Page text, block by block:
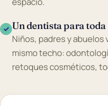
✓ Un dentista para
Niños, padres y abuelos
mismo techo:
retoques cosméticos,